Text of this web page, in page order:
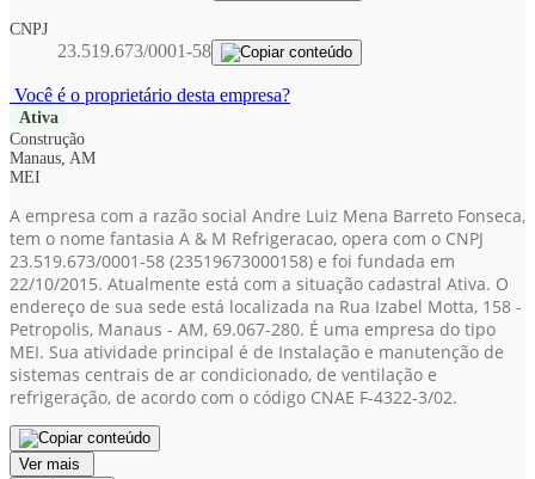
CNPJ
23.519.673/0001-58
Você é o proprietário desta empresa?
Ativa
Construção
Manaus, AM
MEI
A empresa com a razão social Andre Luiz Mena Barreto Fonseca,
tem o nome fantasia A & M Refrigeracao, opera com o CNPJ
23.519.673/0001-58 (23519673000158) e foi fundada em
22/10/2015. Atualmente está com a situação cadastral Ativa. O
endereço de sua sede está localizada na Rua Izabel Motta, 158 -
Petropolis, Manaus - AM, 69.067-280. É uma empresa do tipo
MEI. Sua atividade principal é de Instalação e manutenção de
sistemas centrais de ar condicionado, de ventilação e
refrigeração, de acordo com o código CNAE F-4322-3/02.
Ver mais